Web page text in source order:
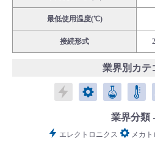
languageLanguage：日本語／English
最低使用温度(℃)
接続形式
業界別カテ
エレクトロニクス
メカトロニ
ケミカ
業界分類
エレクトロニクス メカ